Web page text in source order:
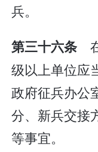
兵。
第三十六条
级以上单位应
政府征兵办公
分、新兵交接
等事宜。